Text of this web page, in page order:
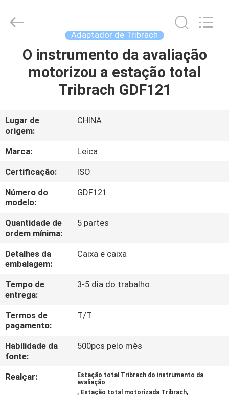
CASA
PRODUTOS
SOBRE
NÓS
EXCURSÃO
DA
FÁBRICA
CONTROLE
DA
QUALIDADE
CONTACTE-
NOS
PEÇA
UMAS
Survey
Instrument
Adaptador de Tribrach
O instrumento da avaliação
motorizou a estação total
Tribrach GDF121
Lugar de
origem:
CHINA
Marca:
Leica
Certificação:
ISO
Número do
modelo:
GDF121
Quantidade de
ordem mínima:
5 partes
Detalhes da
embalagem:
Caixa e caixa
Tempo de
entrega:
3-5 dia do trabalho
Termos de
pagamento:
T/T
Habilidade da
fonte:
500pcs pelo mês
Realçar:
Estação total Tribrach do instrumento da
avaliação
, Estação total motorizada Tribrach,